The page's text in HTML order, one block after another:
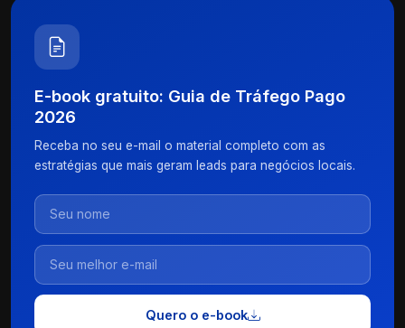
E-book gratuito: Guia de Tráfego Pago
2026
Receba no seu e-mail o material completo com as
estratégias que mais geram leads para negócios locais.
Quero o e-book